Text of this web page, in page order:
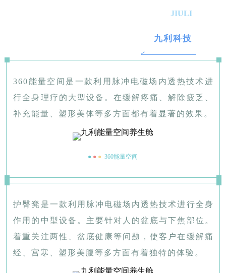
JIULI
九利科技
360能量空间是一款利用脉冲电磁场内透热技术进
行全身理疗的大型设备。在缓解疼痛、解除疲乏、
补充能量、塑形美体等多方面都有着显著的效果。
● ● ●360能量空间
护臀凳是一款利用脉冲电磁场内透热技术进行全身
作用的中型设备。主要针对人的盆底与下焦部位。
着重关注两性、盆底健康等问题，使客户在缓解痛
经、宫寒、塑形美腹等多方面有着独特的体验。